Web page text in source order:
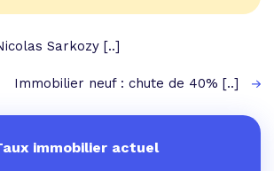
Sarkozy [..]
Immobilier neuf : chute de 40% [..]
immobilier actuel